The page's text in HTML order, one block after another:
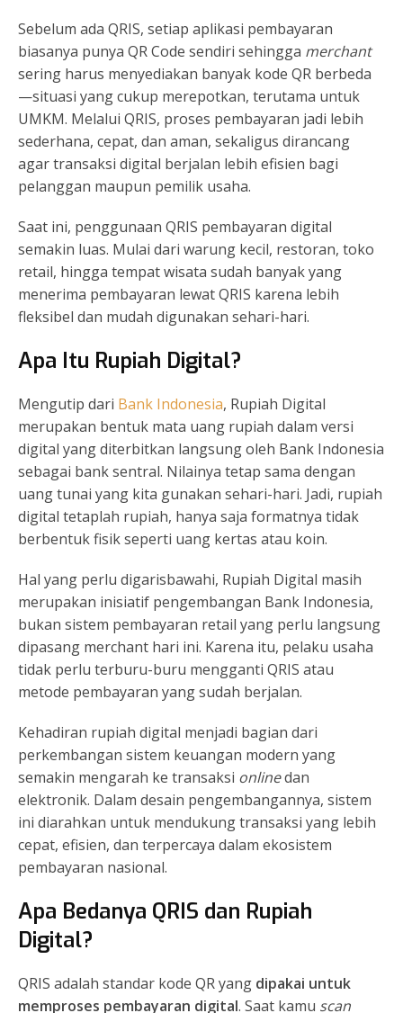
Sebelum ada QRIS, setiap aplikasi pembayaran
biasanya punya QR Code sendiri sehingga merchant
sering harus menyediakan banyak kode QR berbeda
—situasi yang cukup merepotkan, terutama untuk
UMKM. Melalui QRIS, proses pembayaran jadi lebih
sederhana, cepat, dan aman, sekaligus dirancang
agar transaksi digital berjalan lebih efisien bagi
pelanggan maupun pemilik usaha.
Saat ini, penggunaan QRIS pembayaran digital
semakin luas. Mulai dari warung kecil, restoran, toko
retail, hingga tempat wisata sudah banyak yang
menerima pembayaran lewat QRIS karena lebih
fleksibel dan mudah digunakan sehari-hari.
Apa Itu Rupiah Digital?
Mengutip dari Bank Indonesia, Rupiah Digital
merupakan bentuk mata uang rupiah dalam versi
digital yang diterbitkan langsung oleh Bank Indonesia
sebagai bank sentral. Nilainya tetap sama dengan
uang tunai yang kita gunakan sehari-hari. Jadi, rupiah
digital tetaplah rupiah, hanya saja formatnya tidak
berbentuk fisik seperti uang kertas atau koin.
Hal yang perlu digarisbawahi, Rupiah Digital masih
merupakan inisiatif pengembangan Bank Indonesia,
bukan sistem pembayaran retail yang perlu langsung
dipasang merchant hari ini. Karena itu, pelaku usaha
tidak perlu terburu-buru mengganti QRIS atau
metode pembayaran yang sudah berjalan.
Kehadiran rupiah digital menjadi bagian dari
perkembangan sistem keuangan modern yang
semakin mengarah ke transaksi onlinedan
elektronik. Dalam desain pengembangannya, sistem
ini diarahkan untuk mendukung transaksi yang lebih
cepat, efisien, dan terpercaya dalam ekosistem
pembayaran nasional.
Apa Bedanya QRIS dan Rupiah
Digital?
QRIS adalah standar kode QR yang dipakai untuk
memproses pembayaran digital. Saat kamu scan